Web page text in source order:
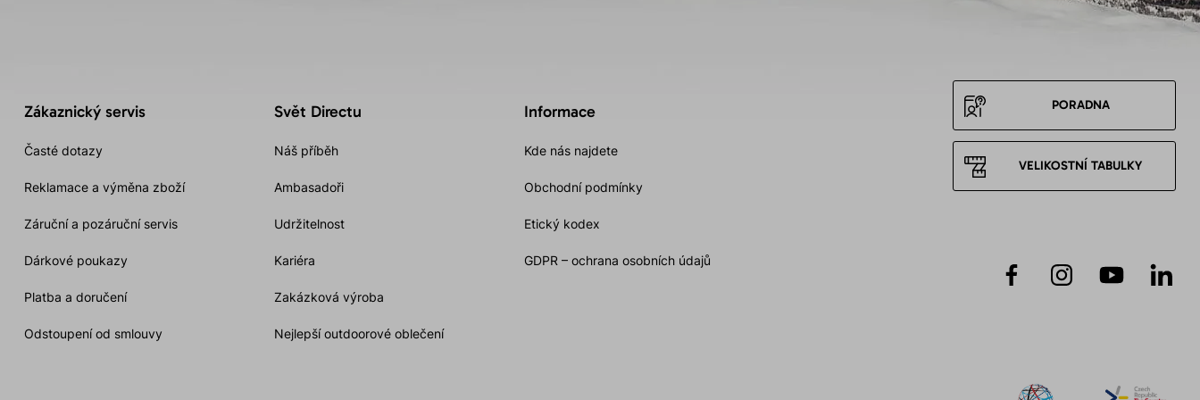
Zákaznický servis
Časté dotazy
Reklamace a výměna zboží
Záruční a pozáruční servis
Dárkové poukazy
Platba a doručení
Odstoupení od smlouvy
Svět Directu
Náš příběh
Ambasadoři
Udržitelnost
Kariéra
Zakázková výroba
Nejlepší outdoorové oblečení
Informace
Kde nás najdete
Obchodní podmínky
Etický kodex
GDPR – ochrana osobních údajů
PORADNA
VELIKOSTNÍ TABULKY